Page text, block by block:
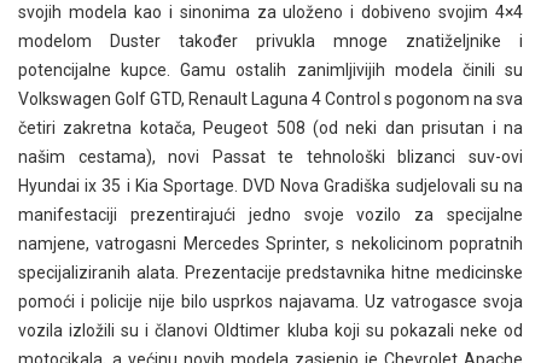
svojih modela kao i sinonima za uloženo i dobiveno svojim 4×4
modelom Duster također privukla mnoge znatiželjnike i
potencijalne kupce. Gamu ostalih zanimljivijih modela činili su
Volkswagen Golf GTD, Renault Laguna 4 Control s pogonom na sva
četiri zakretna kotača, Peugeot 508 (od neki dan prisutan i na
našim cestama), novi Passat te tehnološki blizanci suv-ovi
Hyundai ix 35 i Kia Sportage. DVD Nova Gradiška sudjelovali su na
manifestaciji prezentirajući jedno svoje vozilo za specijalne
namjene, vatrogasni Mercedes Sprinter, s nekolicinom popratnih
specijaliziranih alata. Prezentacije predstavnika hitne medicinske
pomoći i policije nije bilo usprkos najavama. Uz vatrogasce svoja
vozila izložili su i članovi Oldtimer kluba koji su pokazali neke od
motocikala, a većinu novih modela zasjenio je Chevrolet Apache